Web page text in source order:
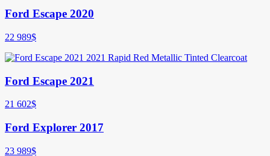
Ford Escape 2020
22 989$
Ford Escape 2021
21 602$
Ford Explorer 2017
23 989$